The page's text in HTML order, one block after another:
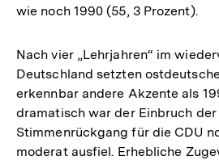
wie noch 1990 (55, 3 Prozent).
Nach vier „Lehrjahren“ im
Deutschland setzten
erkennbar andere Akzente als
dramatisch war der Einbruch der
Stimmenrückgang für die CDU
moderat ausfiel. Erhebliche